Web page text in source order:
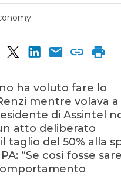
ha voluto fare lo
mentre volava a
di Assintel
atto deliberato
taglio del 50% alla
“Se così fosse